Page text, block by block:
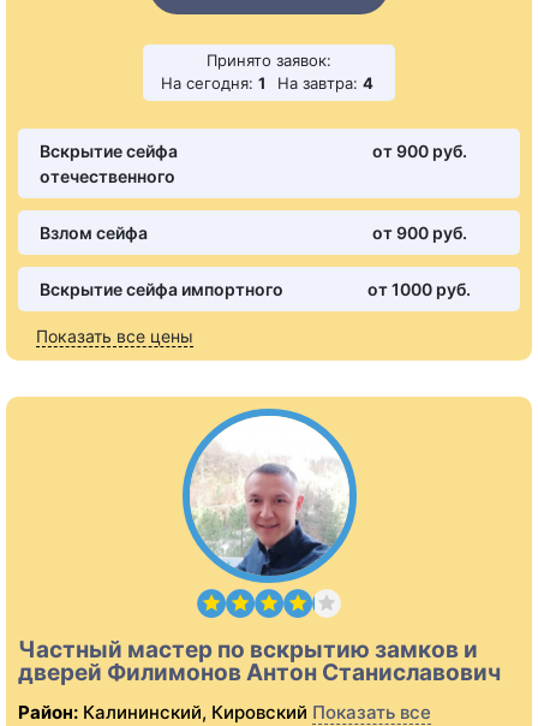
Принято заявок:
На сегодня: 1 На завтра: 4
Вскрытие сейфа
отечественного
от 900 pуб.
Взлом сейфа от 900 pуб.
Вскрытие сейфа импортного от 1000 pуб.
Показать все цены
Частный мастер по вскрытию замков и
дверей Филимонов Антон Станиславович
Район: Калининский, Кировский Показать все